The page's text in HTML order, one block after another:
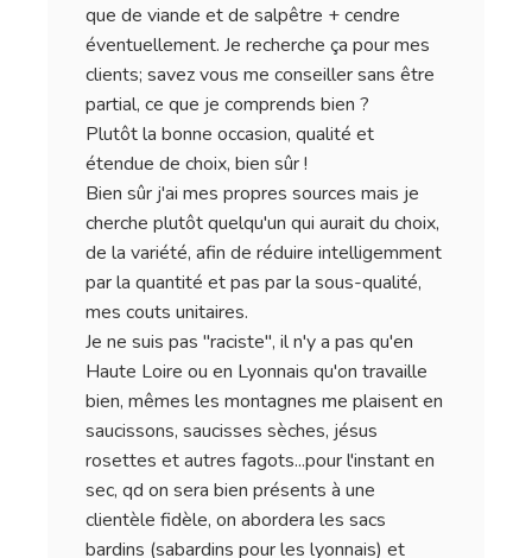
que de viande et de salpêtre + cendre
éventuellement. Je recherche ça pour mes
clients; savez vous me conseiller sans être
partial, ce que je comprends bien ?
Plutôt la bonne occasion, qualité et
étendue de choix, bien sûr !
Bien sûr j'ai mes propres sources mais je
cherche plutôt quelqu'un qui aurait du choix,
de la variété, afin de réduire intelligemment
par la quantité et pas par la sous-qualité,
mes couts unitaires.
Je ne suis pas "raciste", il n'y a pas qu'en
Haute Loire ou en Lyonnais qu'on travaille
bien, mêmes les montagnes me plaisent en
saucissons, saucisses sèches, jésus
rosettes et autres fagots...pour l'instant en
sec, qd on sera bien présents à une
clientèle fidèle, on abordera les sacs
bardins (sabardins pour les lyonnais) et